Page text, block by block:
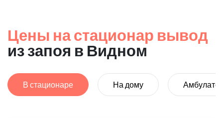
Цены на стационар вывод
из запоя в Видном
В стационаре На дому